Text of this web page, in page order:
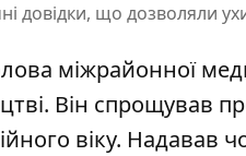
довідки, що дозволяли
міжрайонної
. Він спрощував
віку.